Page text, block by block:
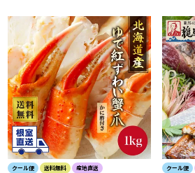
クール便 送料無料 産地直送 クール便